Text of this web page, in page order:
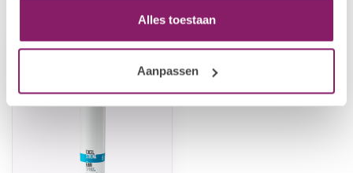
Alles toestaan
Aanpassen
Recent bekeken
-20%